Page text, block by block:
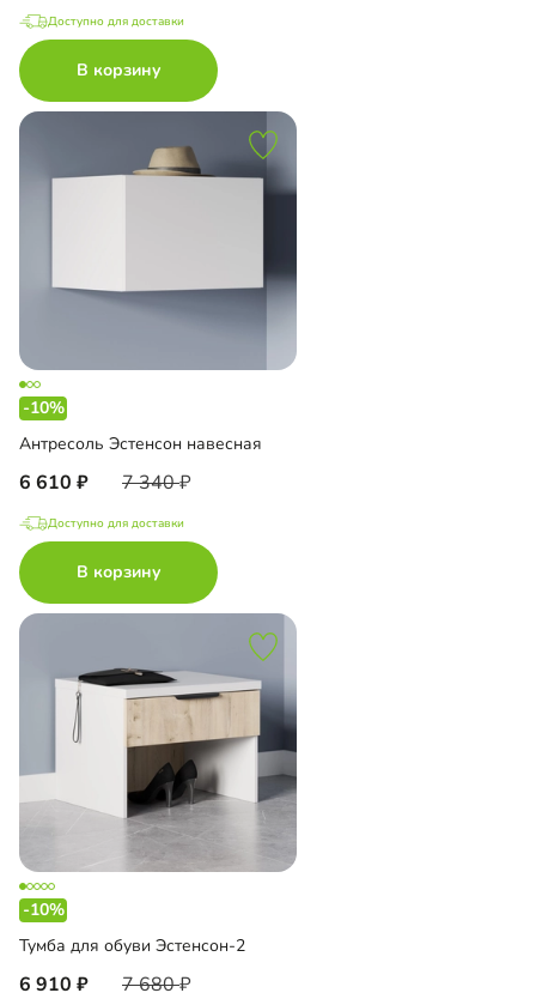
Доступно для доставки
В корзину
-10%
Антресоль Эстенсон навесная
6 610 7 340
Доступно для доставки
В корзину
-10%
Тумба для обуви Эстенсон-2
6 910 7 680